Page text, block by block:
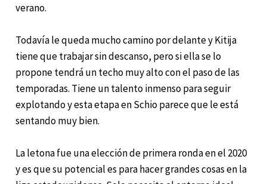
verano.
Todavía le queda mucho camino por delante y Kitija
tiene que trabajar sin descanso, pero si ella se lo
propone tendrá un techo muy alto con el paso de las
temporadas. Tiene un talento inmenso para seguir
explotando y esta etapa en Schio parece que le está
sentando muy bien.
La letona fue una elección de primera ronda en el 2020
y es que su potencial es para hacer grandes cosas en la